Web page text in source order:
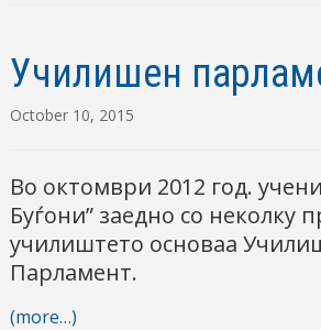
Училишен
October 10, 2015
Во октомври 2012 год.
Буѓони” заедно со неколку
училиштето основаа
Парламент.
(more…)